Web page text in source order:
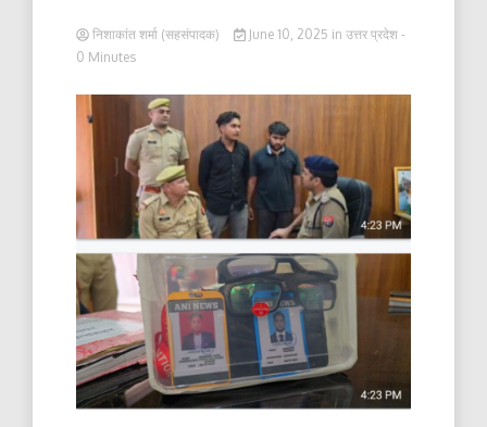
निशाकांत शर्मा (सहसंपादक) June 10, 2025 in उत्तर प्रदेश -
0 Minutes